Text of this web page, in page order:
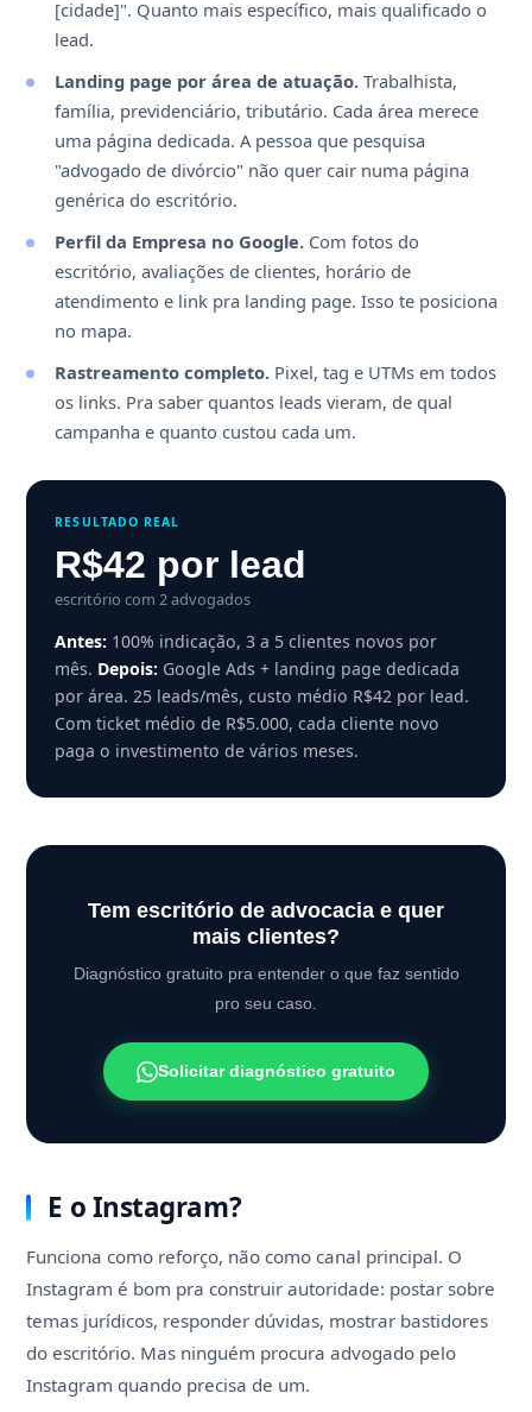
[cidade]". Quanto mais específico, mais qualificado o
lead.
Landing page por área de atuação. Trabalhista,
família, previdenciário, tributário. Cada área merece
uma página dedicada. A pessoa que pesquisa
"advogado de divórcio" não quer cair numa página
genérica do escritório.
Perfil da Empresa no Google. Com fotos do
escritório, avaliações de clientes, horário de
atendimento e link pra landing page. Isso te posiciona
no mapa.
Rastreamento completo. Pixel, tag e UTMs em todos
os links. Pra saber quantos leads vieram, de qual
campanha e quanto custou cada um.
RESULTADO REAL
R$42 por lead
escritório com 2 advogados
Antes: 100% indicação, 3 a 5 clientes novos por
mês. Depois: Google Ads + landing page dedicada
por área. 25 leads/mês, custo médio R$42 por lead.
Com ticket médio de R$5.000, cada cliente novo
paga o investimento de vários meses.
Tem escritório de advocacia e quer
mais clientes?
Diagnóstico gratuito pra entender o que faz sentido
pro seu caso.
Solicitar diagnóstico gratuito
E o Instagram?
Funciona como reforço, não como canal principal. O
Instagram é bom pra construir autoridade: postar sobre
temas jurídicos, responder dúvidas, mostrar bastidores
do escritório. Mas ninguém procura advogado pelo
Instagram quando precisa de um.